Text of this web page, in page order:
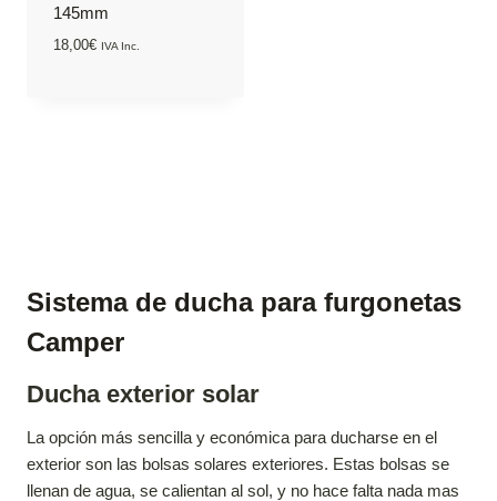
145mm
18,00€ IVA Inc.
Sistema de ducha para furgonetas
Camper
Ducha exterior solar
La opción más sencilla y económica para ducharse en el
exterior son las bolsas solares exteriores. Estas bolsas se
llenan de agua, se calientan al sol, y no hace falta nada mas